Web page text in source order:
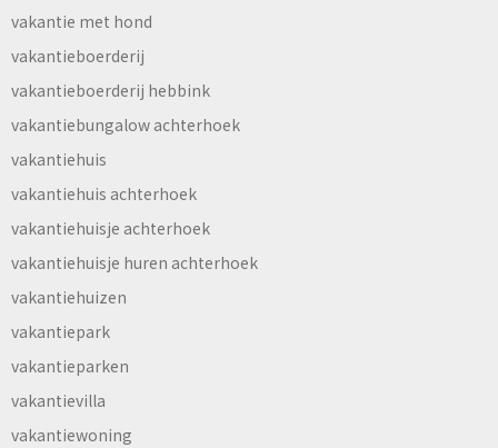
vakantie met hond
vakantieboerderij
vakantieboerderij hebbink
vakantiebungalow achterhoek
vakantiehuis
vakantiehuis achterhoek
vakantiehuisje achterhoek
vakantiehuisje huren achterhoek
vakantiehuizen
vakantiepark
vakantieparken
vakantievilla
vakantiewoning